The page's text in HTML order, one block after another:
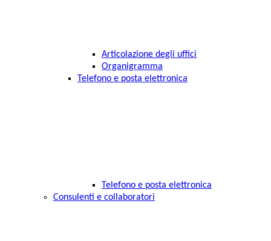
Articolazione degli uffici
Organigramma
Telefono e posta elettronica
Telefono e posta elettronica
Consulenti e collaboratori